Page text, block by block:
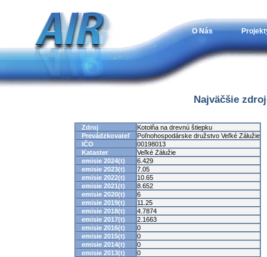
O Nás
Najväčšie
Zdroj
Kotolňa na drevnú štiepku
Prevádzkovateľ
Poľnohospodárske družstvo Veľké Zálužie
IČO
00198013
Kataster
Veľké Zálužie
emisie 2024(t)
6.429
emisie 2023(t)
7.05
emisie 2022(t)
10.65
emisie 2021(t)
8.652
emisie 2020(t)
6
emisie 2019(t)
11.25
emisie 2018(t)
4.7874
emisie 2017(t)
2.1663
emisie 2016(t)
0
emisie 2015(t)
0
emisie 2014(t)
0
emisie 2013(t)
0